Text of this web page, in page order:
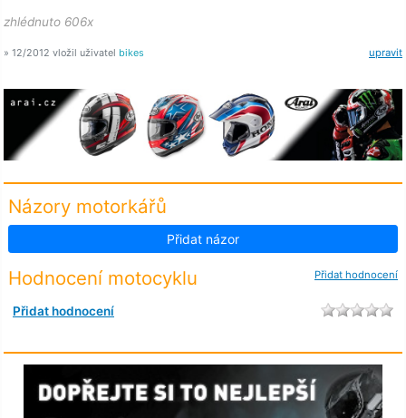
zhlédnuto 606x
upravit
» 12/2012 vložil uživatel bikes
Názory motorkářů
Přidat názor
Přidat hodnocení
Hodnocení motocyklu
Přidat hodnocení